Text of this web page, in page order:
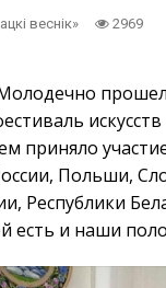
веснік» 2969
приняло
Польши,
Республики
есть и наши